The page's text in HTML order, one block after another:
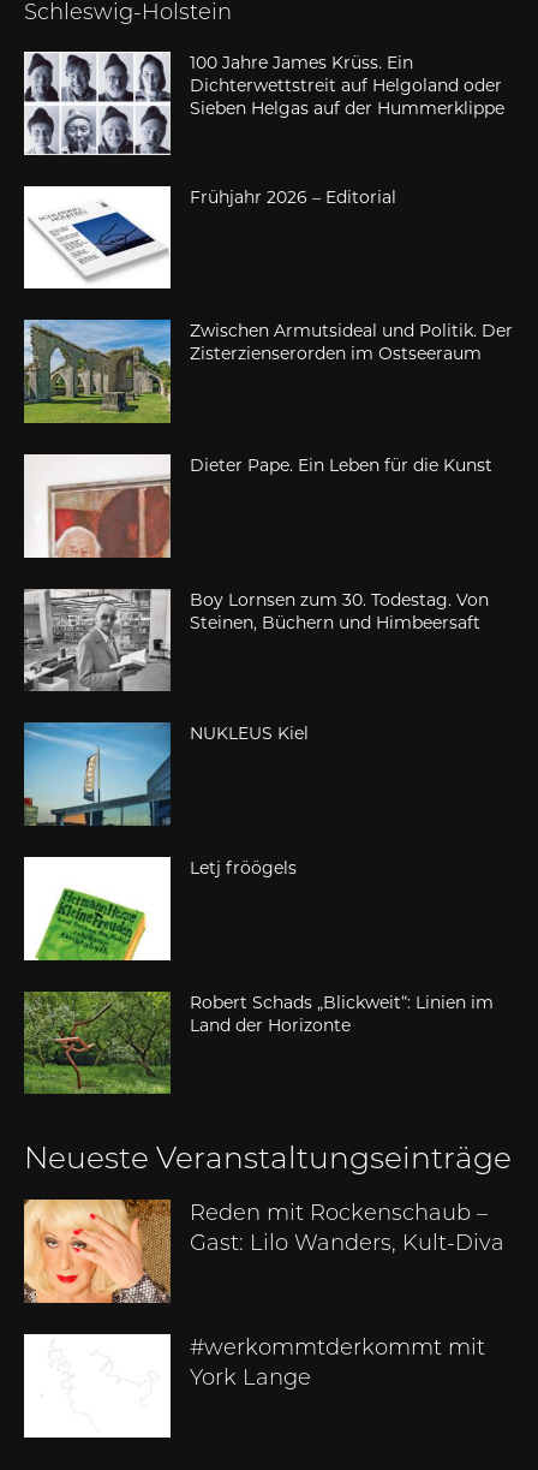
Schleswig-Holstein
100 Jahre James Krüss. Ein
Dichterwettstreit auf Helgoland oder
Sieben Helgas auf der Hummerklippe
Frühjahr 2026 – Editorial
Zwischen Armutsideal und Politik. Der
Zisterzienserorden im Ostseeraum
Dieter Pape. Ein Leben für die Kunst
Boy Lornsen zum 30. Todestag. Von
Steinen, Büchern und Himbeersaft
NUKLEUS Kiel
Letj fröögels
Robert Schads „Blickweit“: Linien im
Land der Horizonte
Neueste Veranstaltungseinträge
Reden mit Rockenschaub –
Gast: Lilo Wanders, Kult-Diva
#werkommtderkommt mit
York Lange